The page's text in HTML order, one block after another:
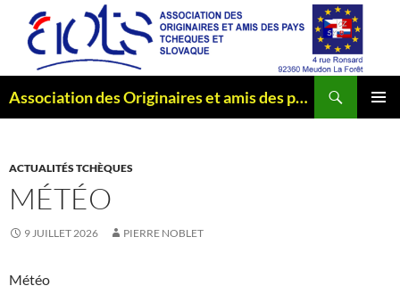
contenu
Association des Originaires et amis des pays Tchèques et Slovaque
ACTUALITÉS TCHÈQUES
MÉTÉO
9 JUILLET 2026 PIERRE NOBLET
Météo